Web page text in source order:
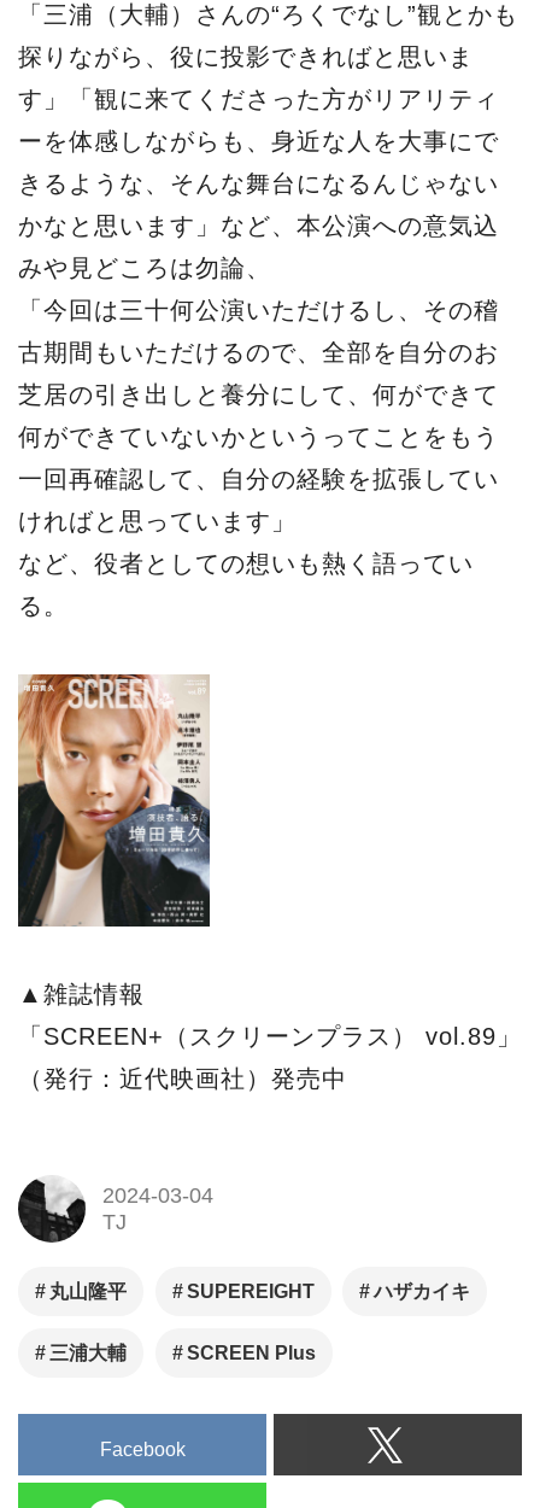
「三浦（大輔）さんの“ろくでなし”観とかも
探りながら、役に投影できればと思いま
す」「観に来てくださった方がリアリティ
ーを体感しながらも、身近な人を大事にで
きるような、そんな舞台になるんじゃない
かなと思います」など、本公演への意気込
みや見どころは勿論、
「今回は三十何公演いただけるし、その稽
古期間もいただけるので、全部を自分のお
芝居の引き出しと養分にして、何ができて
何ができていないかというってことをもう
一回再確認して、自分の経験を拡張してい
ければと思っています」
など、役者としての想いも熱く語ってい
る。
▲雑誌情報
「SCREEN+（スクリーンプラス） vol.89」
（発行：近代映画社）発売中
2024-03-04
TJ
丸山隆平 SUPEREIGHT ハザカイキ
三浦大輔 SCREEN Plus
Facebook